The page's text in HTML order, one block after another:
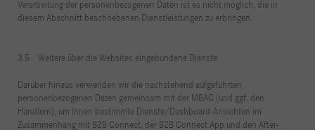
Verarbeitung der personenbezogenen Daten ist es nicht möglich, die in
diesem Abschnitt beschriebenen Dienstleistungen zu erbringen.
3.5 Weitere über die Websites eingebundene Dienste
Darüber hinaus verwenden wir die nachstehend aufgeführten
personenbezogenen Daten gemeinsam mit der MBAG (und ggf. den
Händlern), um Ihnen bestimmte Dienste/Dashboard-Ansichten im
Zusammenhang mit B2B Connect, der B2B Connect App und den After-